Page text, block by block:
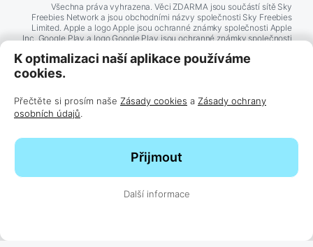
K optimalizaci naší aplikace používáme
cookies.
Přečtěte si prosím naše Zásady cookies a Zásady ochrany
osobních údajů.
Přijmout
Další informace
Všechna práva vyhrazena. Věci ZDARMA jsou součástí sítě Sky
Freebies Network a jsou obchodními názvy společnosti Sky Freebies
Limited. Apple a logo Apple jsou ochranné známky společnosti Apple
Inc. Google Play a logo Google Play jsou ochranné známky společnosti
být ochrannými známkami příslušných společností.
BĚŽÍ NA
TECHNOLOGII